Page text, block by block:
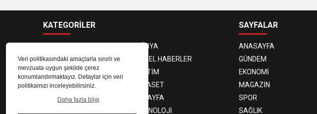
Veri politikasındaki amaçlarla sınırlı ve
mevzuata uygun şekilde çerez
konumlandırmaktayız. Detaylar için veri
politikamızı inceleyebilirsiniz.
Daha fazla bilgi
KATEGORİLER
DÜNYA
GÜNDEM
YEREL HABERLER
EKONOMİ
EĞİTİM
MAGAZİN
SİYASET
SPOR
3. SAYFA
TEKNOLOJİ
SAYFALAR
ANASAYFA
GÜNDEM
EKONOMİ
MAGAZİN
SPOR
SAĞLIK